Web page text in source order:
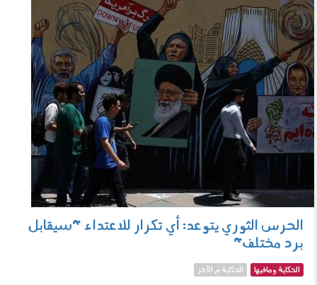
010602.jpg
الحرس الثوري يتوعد: أي تكرار للاعتداء "سيقابل
برد مختلف"
الحكاية ومافيها الحكاية م الآخر